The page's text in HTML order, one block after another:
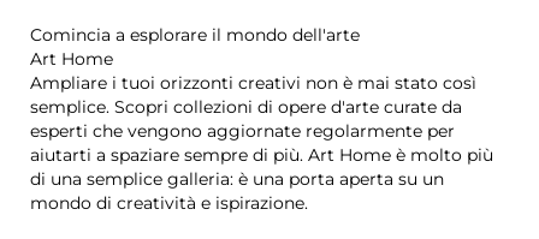
Comincia a esplorare il mondo dell'arte
Art Home
Ampliare i tuoi orizzonti creativi non è mai stato così
semplice. Scopri collezioni di opere d'arte curate da
esperti che vengono aggiornate regolarmente per
aiutarti a spaziare sempre di più. Art Home è molto più
di una semplice galleria: è una porta aperta su un
mondo di creatività e ispirazione.